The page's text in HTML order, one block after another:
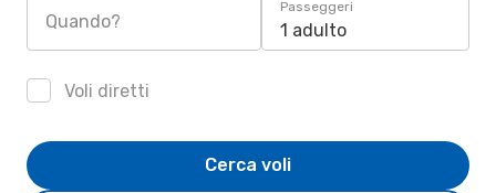
Quando?
Passeggeri
1 adulto
Voli diretti
Cerca voli